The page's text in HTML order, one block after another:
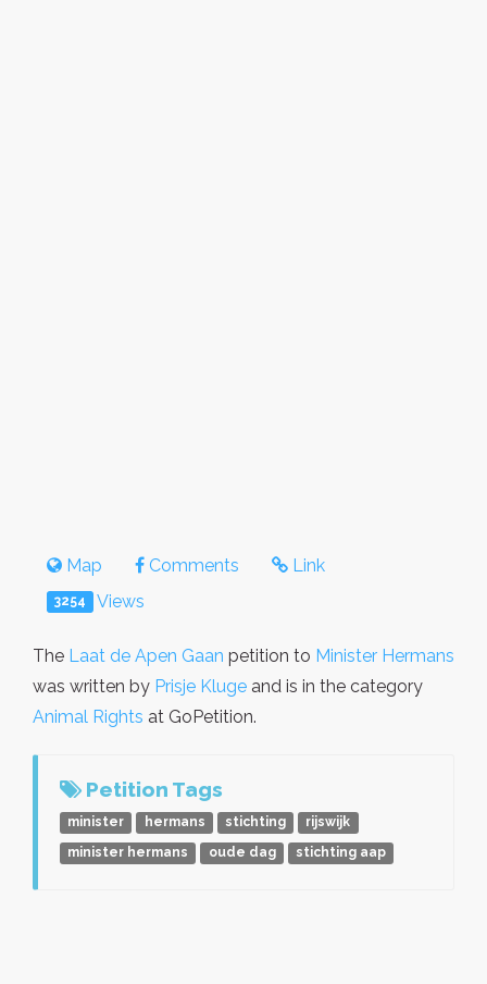
Map Comments Link
3254 Views
The Laat de Apen Gaan petition to Minister Hermans
was written by Prisje Kluge and is in the category
Animal Rights at GoPetition.
Petition Tags
minister hermans stichting
rijswijk
minister hermans
oude dag stichting aap